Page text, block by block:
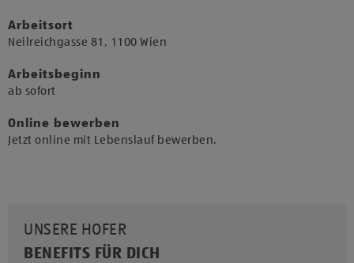
Arbeitsort
​Neilreichgasse 81, 1100 Wien​
Arbeitsbeginn
​ab sofort​
Online bewerben
Jetzt online mit Lebenslauf bewerben.
UNSERE HOFER
BENEFITS FÜR DICH